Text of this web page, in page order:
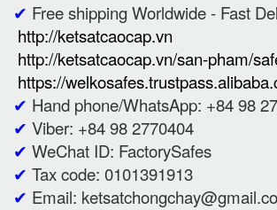
✔ Free shipping Worldwide - Fast
http://ketsatcaocap.vn
http://ketsatcaocap.vn/san-pham/
https://
✔ Hand phone/WhatsApp: +84 98
✔ Viber: +84 98 2770404
✔ WeChat ID: FactorySafes
✔ Tax code: 0101391913
✔ Email: